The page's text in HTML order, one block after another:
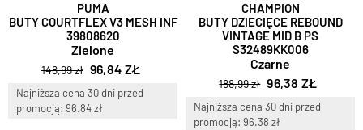
PUMA
BUTY COURTFLEX V3 MESH INF
39808620
Zielone
148,99 zł 96,84 ZŁ
Najniższa cena 30 dni przed
promocją: 96.84 zł
CHAMPION
BUTY DZIECIĘCE REBOUND
VINTAGE MID B PS
S32489KK006
Czarne
188,99 zł 96,38 ZŁ
Najniższa cena 30 dni przed
promocją: 96.38 zł